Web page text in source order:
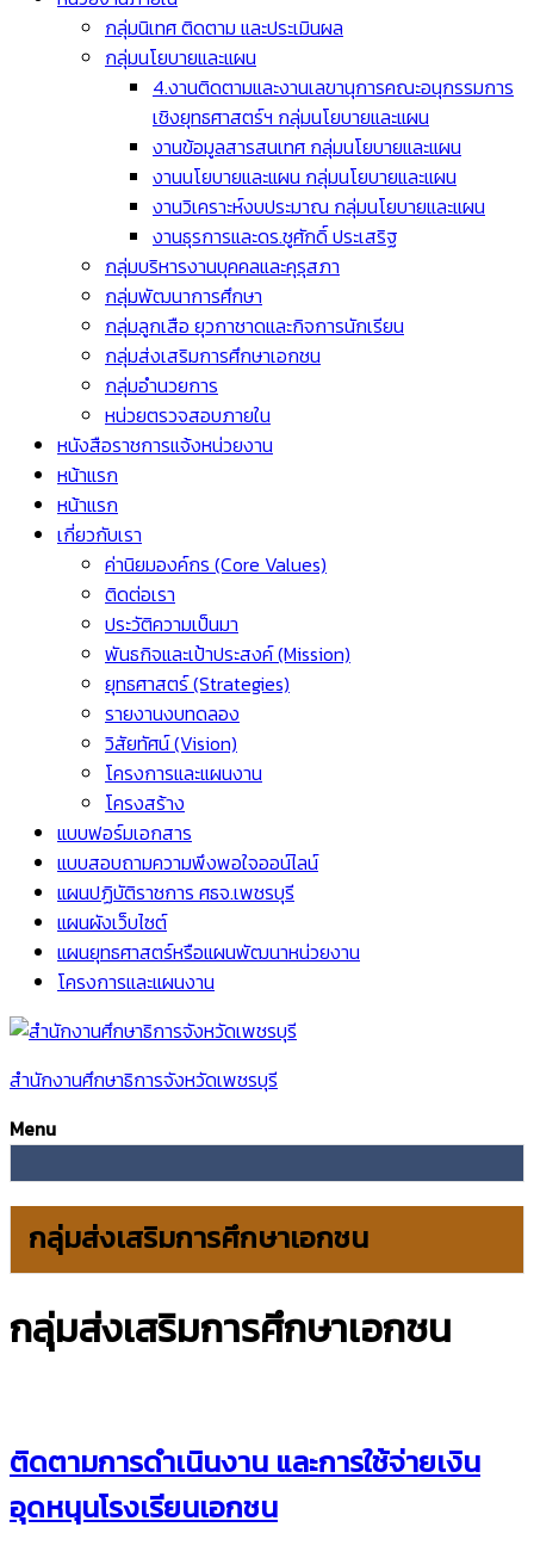
กลุ่มนิเทศ ติดตาม และประเมินผล
กลุ่มนโยบายและแผน
4.งานติดตามและงานเลขานุการคณะอนุกรรมการ
เชิงยุทธศาสตร์ฯ กลุ่มนโยบายและแผน
งานข้อมูลสารสนเทศ กลุ่มนโยบายและแผน
งานนโยบายและแผน กลุ่มนโยบายและแผน
งานวิเคราะห์งบประมาณ กลุ่มนโยบายและแผน
งานธุรการและดร.ชูศักดิ์ ประเสริฐ
กลุ่มบริหารงานบุคคลและคุรุสภา
กลุ่มพัฒนาการศึกษา
กลุ่มลูกเสือ ยุวกาชาดและกิจการนักเรียน
กลุ่มส่งเสริมการศึกษาเอกชน
กลุ่มอำนวยการ
หน่วยตรวจสอบภายใน
หนังสือราชการแจ้งหน่วยงาน
หน้าแรก
หน้าแรก
เกี่ยวกับเรา
ค่านิยมองค์กร (Core Values)
ติดต่อเรา
ประวัติความเป็นมา
พันธกิจและเป้าประสงค์ (Mission)
ยุทธศาสตร์ (Strategies)
รายงานงบทดลอง
วิสัยทัศน์ (Vision)
โครงการและแผนงาน
โครงสร้าง
แบบฟอร์มเอกสาร
แบบสอบถามความพึงพอใจออน์ไลน์
แผนปฏิบัติราชการ ศธจ.เพชรบุรี
แผนผังเว็บไซต์
แผนยุทธศาสตร์หรือแผนพัฒนาหน่วยงาน
โครงการและแผนงาน
สำนักงานศึกษาธิการจังหวัดเพชรบุรี
Menu
กลุ่มส่งเสริมการศึกษาเอกชน
กลุ่มส่งเสริมการศึกษาเอกชน
ติดตามการดำเนินงาน และการใช้จ่ายเงิน
อุดหนุนโรงเรียนเอกชน